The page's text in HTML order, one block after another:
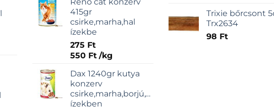
Reno cat konzerv
415gr
csirke,marha,hal
ízekbe
275 Ft
550 Ft /kg
Dax 1240gr kutya
konzerv
csirke,marha,borjú,vadas
ízekben
Trixie bőrcsont
Trx2634
98 Ft